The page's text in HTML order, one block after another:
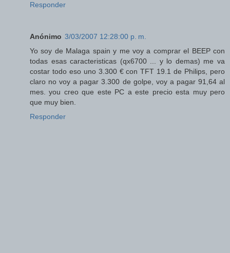
Responder
Anónimo 3/03/2007 12:28:00 p. m.
Yo soy de Malaga spain y me voy a comprar el BEEP con
todas esas caracteristicas (qx6700 ... y lo demas) me va
costar todo eso uno 3.300 € con TFT 19.1 de Philips, pero
claro no voy a pagar 3.300 de golpe, voy a pagar 91,64 al
mes. you creo que este PC a este precio esta muy pero
que muy bien.
Responder